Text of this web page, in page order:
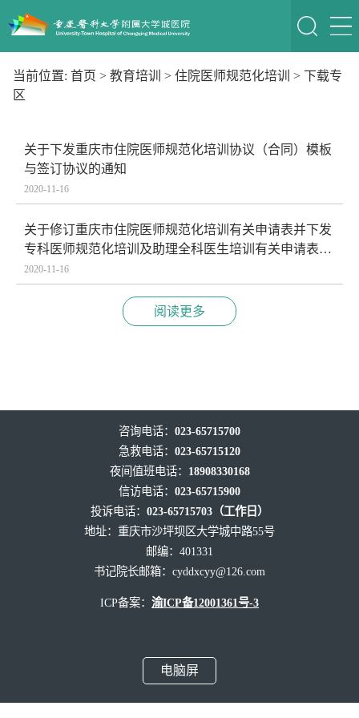
当前位置: 首页 > 教育培训 > 住院医师规范化培训 > 下载专
区
关于下发重庆市住院医师规范化培训协议（合同）模板
与签订协议的通知
2020-11-16
关于修订重庆市住院医师规范化培训有关申请表并下发
专科医师规范化培训及助理全科医生培训有关申请表的
通知
2020-11-16
阅读更多
咨询电话： 023-65715700
急救电话： 023-65715120
夜间值班电话： 18908330168
信访电话： 023-65715900
投诉电话： 023-65715703（工作日）
地址：重庆市沙坪坝区大学城中路55号
邮编：401331
书记院长邮箱： cyddxcyy@126.com
ICP备案： 渝ICP备12001361号-3
电脑屏